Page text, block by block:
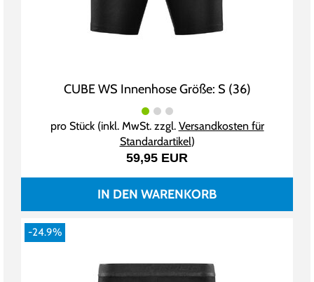
CUBE WS Innenhose Größe: S (36)
pro Stück (inkl. MwSt. zzgl. Versandkosten für
Standardartikel)
59,95 EUR
IN DEN WARENKORB
-24.9%